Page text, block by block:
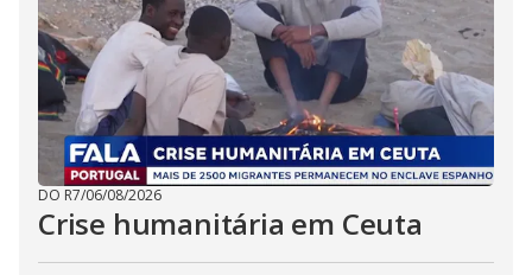
DO R7/06/08/2026
Crise humanitária em Ceuta